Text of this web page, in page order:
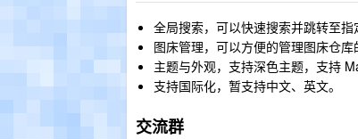
全局搜索，可以快速搜索并跳转至指
图床管理，可以方便的管理图床仓库
主题与外观，支持深色主题，支持
支持国际化，暂支持中文、英文。
交流群